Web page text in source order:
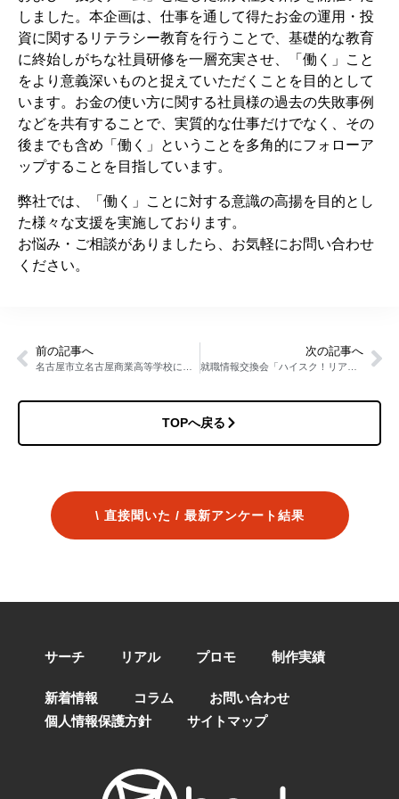
しました。本企画は、仕事を通して得たお金の運用・投
資に関するリテラシー教育を行うことで、基礎的な教育
に終始しがちな社員研修を一層充実させ、「働く」こと
をより意義深いものと捉えていただくことを目的として
います。お金の使い方に関する社員様の過去の失敗事例
などを共有することで、実質的な仕事だけでなく、その
後までも含め「働く」ということを多角的にフォローア
ップすることを目指しています。
弊社では、「働く」ことに対する意識の高揚を目的とし
た様々な支援を実施しております。
お悩み・ご相談がありましたら、お気軽にお問い合わせ
ください。
前の記事へ 次の記事へ
TOPへ戻る
\ 直接聞いた / 最新アンケート結果
サーチ リアル プロモ 制作実績
新着情報 コラム
お問い合わせ
個人情報保護方針
サイトマップ